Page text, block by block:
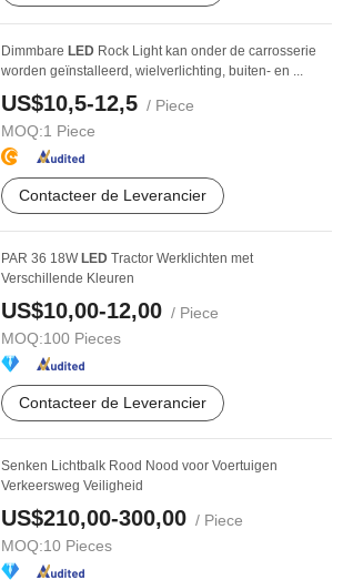
Dimmbare LED Rock Light kan onder de carrosserie
worden geïnstalleerd, wielverlichting, buiten- en ...
US$10,5-12,5 / Piece
MOQ:1 Piece
Contacteer de Leverancier
PAR 36 18W LED Tractor Werklichten met
Verschillende Kleuren
US$10,00-12,00 / Piece
MOQ:100 Pieces
Contacteer de Leverancier
Senken Lichtbalk Rood Nood voor Voertuigen
Verkeersweg Veiligheid
US$210,00-300,00 / Piece
MOQ:10 Pieces